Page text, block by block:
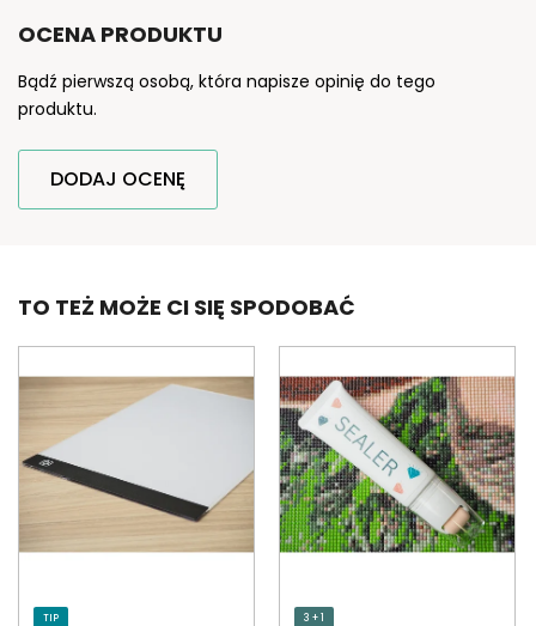
OCENA PRODUKTU
Bądź pierwszą osobą, która napisze opinię do tego
produktu.
DODAJ OCENĘ
TO TEŻ MOŻE CI SIĘ SPODOBAĆ
TIP 3 + 1